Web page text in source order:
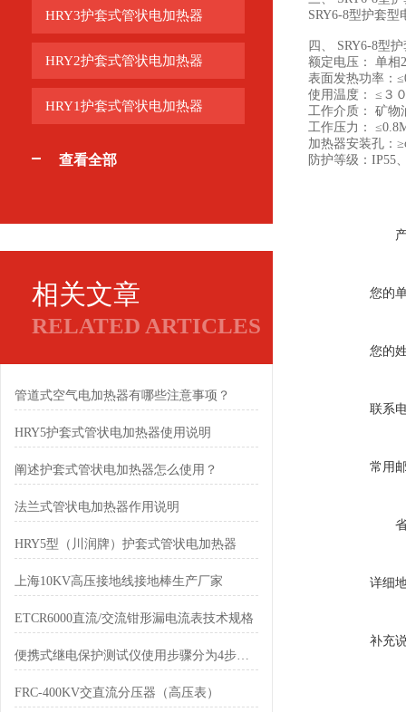
HRY3护套式管状电加热器
HRY2护套式管状电加热器
HRY1护套式管状电加热器
查看全部
相关文章
RELATED ARTICLES
管道式空气电加热器有哪些注意事项？
HRY5护套式管状电加热器使用说明
阐述护套式管状电加热器怎么使用？
法兰式管状电加热器作用说明
HRY5型（川润牌）护套式管状电加热器
上海10KV高压接地线接地棒生产厂家
ETCR6000直流/交流钳形漏电流表技术规格
便携式继电保护测试仪使用步骤分为4步操作
FRC-400KV交直流分压器（高压表）
SRY6-8型护套
四、 SRY6-8型
额定电压： 单
表面发热功率：
使用温度： ≤３
工作介质： 矿物
工作压力：
加热器安装孔：
防护等级：IP55
您的
您的
联系
常用
详细
补充